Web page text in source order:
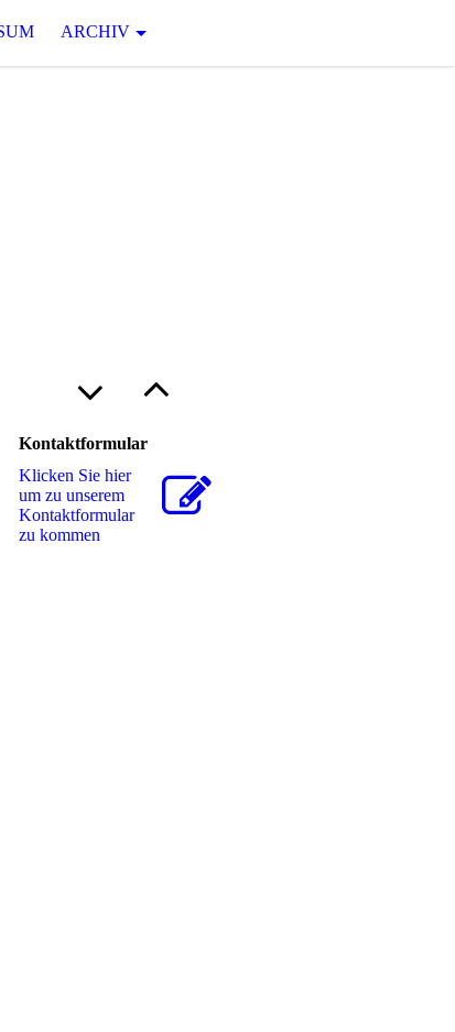
ARCHIV
Kontaktformular
Klicken Sie hier
um zu unserem
Kon­takt­for­mu­lar
zu kommen